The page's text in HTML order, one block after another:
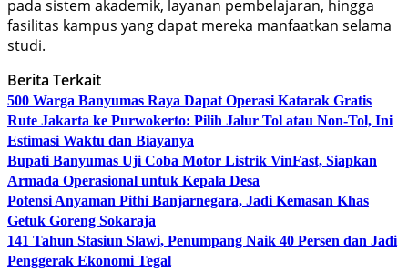
pada sistem akademik, layanan pembelajaran, hingga
fasilitas kampus yang dapat mereka manfaatkan selama
studi.
Berita Terkait
500 Warga Banyumas Raya Dapat Operasi Katarak Gratis
Rute Jakarta ke Purwokerto: Pilih Jalur Tol atau Non-Tol, Ini
Estimasi Waktu dan Biayanya
Bupati Banyumas Uji Coba Motor Listrik VinFast, Siapkan
Armada Operasional untuk Kepala Desa
Potensi Anyaman Pithi Banjarnegara, Jadi Kemasan Khas
Getuk Goreng Sokaraja
141 Tahun Stasiun Slawi, Penumpang Naik 40 Persen dan Jadi
Penggerak Ekonomi Tegal